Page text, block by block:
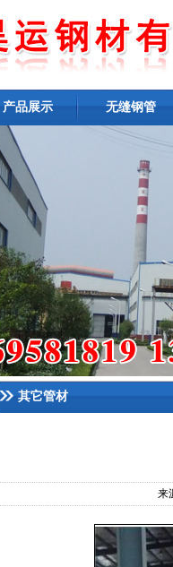
产品展示 无缝钢管
其它管材
来